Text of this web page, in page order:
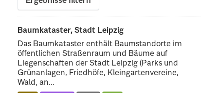
Baumkataster, Stadt Leipzig
Das Baumkataster enthält Baumstandorte im
öffentlichen Straßenraum und Bäume auf
Liegenschaften der Stadt Leipzig (Parks und
Grünanlagen, Friedhöfe, Kleingartenvereine,
Wald, an...